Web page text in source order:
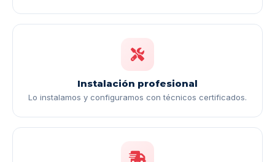
Instalación profesional
Lo instalamos y configuramos con técnicos certificados.